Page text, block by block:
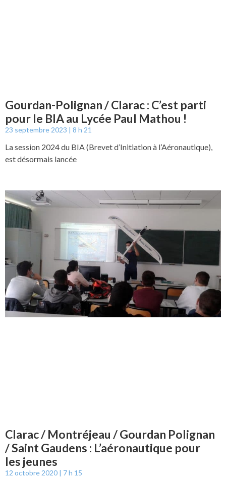
Gourdan-Polignan / Clarac : C’est parti
pour le BIA au Lycée Paul Mathou !
23 septembre 2023 8 h 21
La session 2024 du BIA (Brevet d’Initiation à l’Aéronautique),
est désormais lancée
Clarac / Montréjeau / Gourdan Polignan
/ Saint Gaudens : L’aéronautique pour
les jeunes
12 octobre 2020 7 h 15